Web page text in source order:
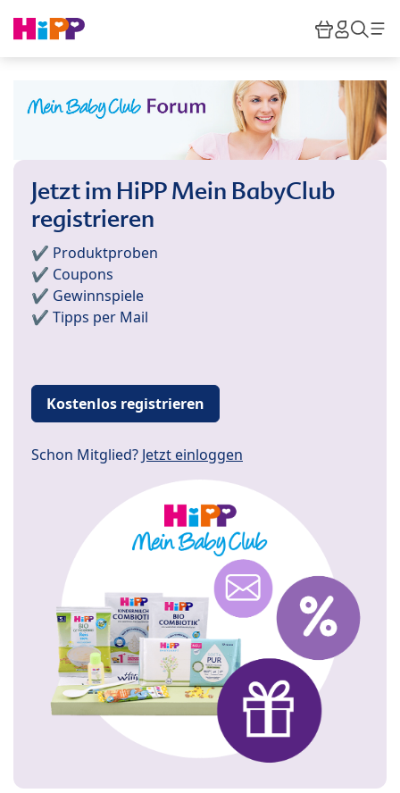
HiPP
Jetzt im HiPP Mein BabyClub
registrieren
✔️ Produktproben
✔️ Coupons
✔️ Gewinnspiele
✔️ Tipps per Mail
Kostenlos registrieren
Schon Mitglied? Jetzt einloggen